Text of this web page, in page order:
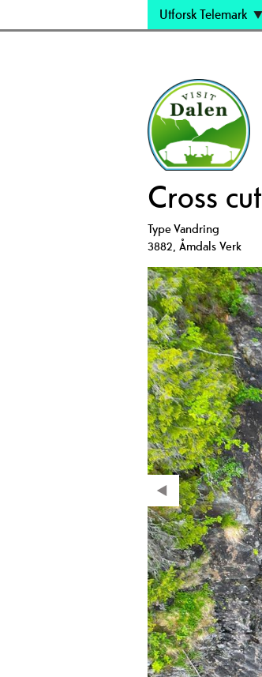
Utforsk Telemark
Cross cut
TypeVandring
3882, Åmdals Verk